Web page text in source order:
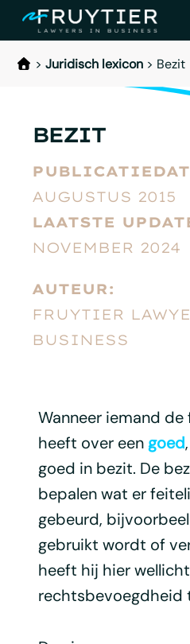
> Juridisch lexicon > Bezit
BEZIT
AUGUSTUS 2015
LAATSTE
NOVEMBER 2024
AUTEUR:
FRUYTIER
BUSINESS
Wanneer iemand
heeft over eengoed
goed in bezit. De
bepalen wat er
gebeurd,
gebruikt wordt of
heeft hij hier
rechtsbevoegdheid